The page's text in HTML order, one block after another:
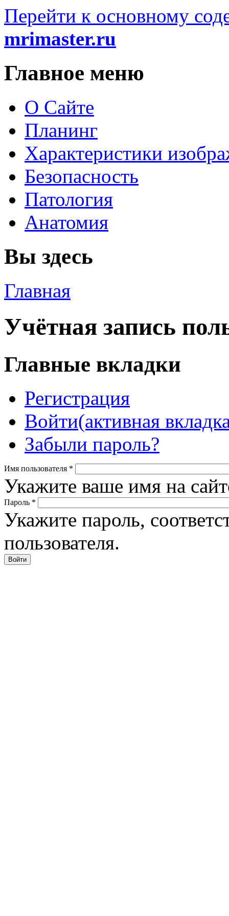
Перейти к основному
mrimaster.ru
Главное меню
О Сайте
Планинг
Характеристики
Безопасность
Патология
Анатомия
Вы здесь
Главная
Учётная запись
Главные вкладки
Регистрация
Войти(активная
Забыли пароль?
Имя пользователя *
Укажите ваше имя на
Пароль *
Укажите пароль,
пользователя.